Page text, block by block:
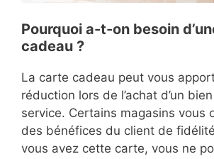
Pourquoi a-t-on besoin
cadeau ?
La carte cadeau peut vous
réduction lors de l’achat d’un bien
service. Certains magasins vous
des bénéfices du client de
vous avez cette carte, vous ne